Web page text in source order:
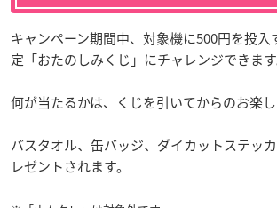
キャンペーン期間中、対象機に500円を投入
定「おたのしみくじ」にチャレンジできます
何が当たるかは、くじを引いてからのお楽し
バスタオル、缶バッジ、ダイカットステッ
レゼントされます。